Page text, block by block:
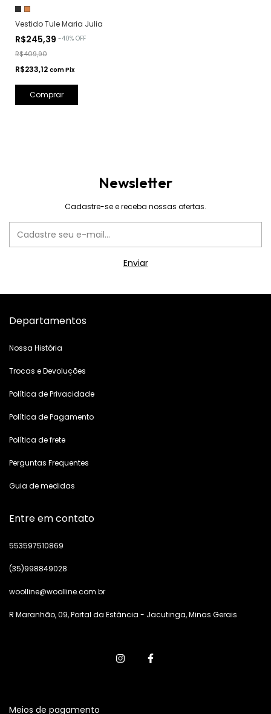
Vestido Tule Maria Julia
R$245,39 -40% OFF
R$409,90
R$233,12 comPix
Comprar
Newsletter
Cadastre-se e receba nossas ofertas.
Departamentos
Nossa História
Trocas e Devoluções
Política de Privacidade
Política de Pagamento
Política de frete
Perguntas Frequentes
Guia de medidas
Entre em contato
553597510869
(35)998849028
woolline@woolline.com.br
R Maranhão, 09, Portal da Estância - Jacutinga, Minas Gerais
Meios de pagamento